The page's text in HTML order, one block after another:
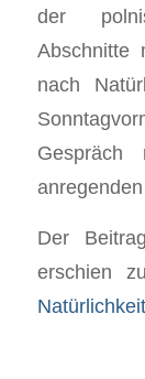
der
Abschnitte
nach
Der
erschien
Natürlichkeit